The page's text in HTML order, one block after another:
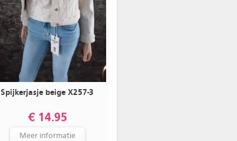
Spijkerjasje beige X257-3
€ 14.95
Meer informatie